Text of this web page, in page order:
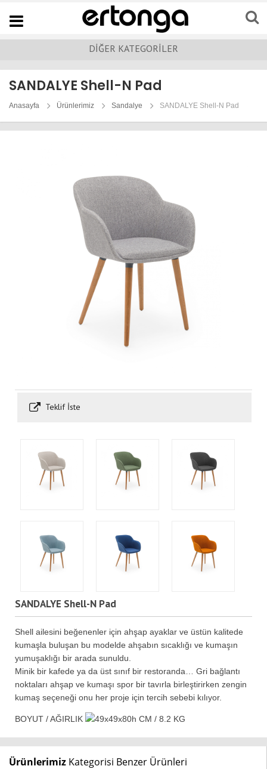
Navigation
DİĞER KATEGORİLER
SANDALYE Shell-N Pad
Anasayfa Ürünlerimiz Sandalye SANDALYE Shell-N Pad
Teklif İste
SANDALYE Shell-N Pad
Shell ailesini beğenenler için ahşap ayaklar ve üstün kalitede
kumaşla buluşan bu modelde ahşabın sıcaklığı ve kumaşın
yumuşaklığı bir arada sunuldu.
Minik bir kafede ya da üst sınıf bir restoranda… Gri bağlantı
noktaları ahşap ve kumaşı spor bir tavırla birleştirirken zengin
kumaş seçeneği onu her proje için tercih sebebi kılıyor.
BOYUT / AĞIRLIK 49x49x80h CM / 8.2 KG
Ürünlerimiz Kategorisi Benzer Ürünleri